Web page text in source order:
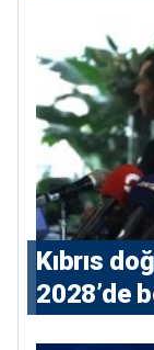
Kıbrıs
2028’de